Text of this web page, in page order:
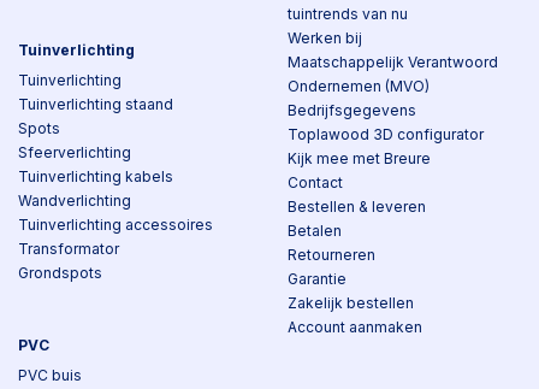
Tuinverlichting
Tuinverlichting
Tuinverlichting staand
Spots
Sfeerverlichting
Tuinverlichting kabels
Wandverlichting
Tuinverlichting accessoires
Transformator
Grondspots
PVC
PVC buis
tuintrends van nu
Werken bij
Maatschappelijk Verantwoord
Ondernemen (MVO)
Bedrijfsgegevens
Toplawood 3D configurator
Kijk mee met Breure
Contact
Bestellen & leveren
Betalen
Retourneren
Garantie
Zakelijk bestellen
Account aanmaken